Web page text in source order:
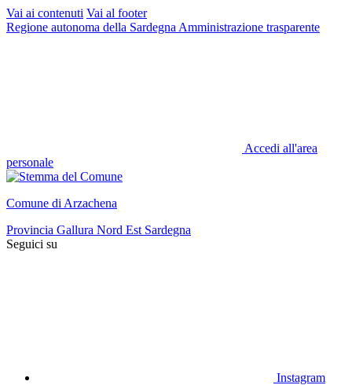
Vai ai contenuti Vai al footer
Regione autonoma della Sardegna Amministrazione trasparente
Accedi all'area
personale
Comune di Arzachena
Provincia Gallura Nord Est Sardegna
Seguici su
Instagram